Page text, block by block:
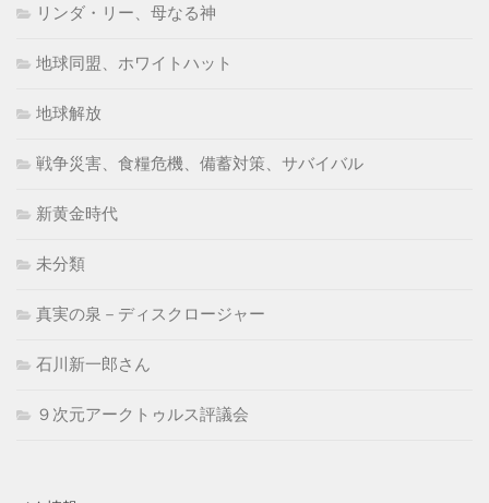
リンダ・リー、母なる神
地球同盟、ホワイトハット
地球解放
戦争災害、食糧危機、備蓄対策、サバイバル
新黄金時代
未分類
真実の泉－ディスクロージャー
石川新一郎さん
９次元アークトゥルス評議会